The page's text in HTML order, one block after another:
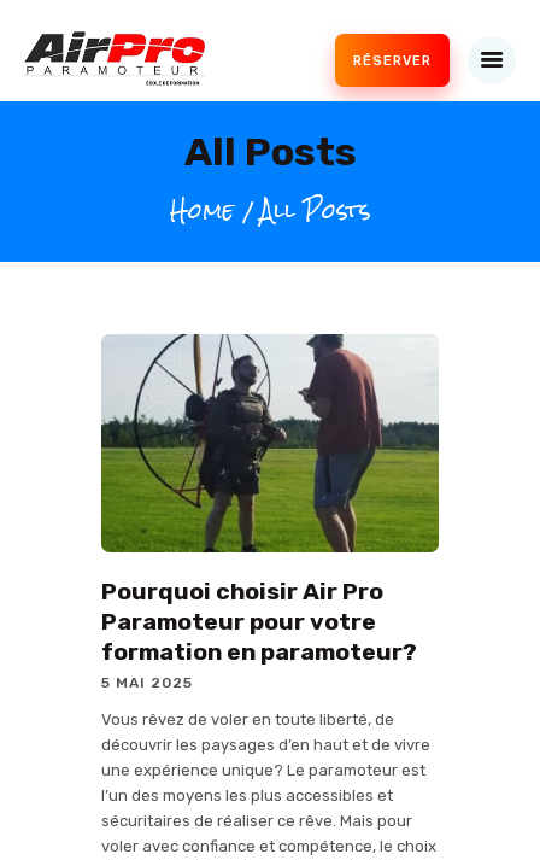
RÉSERVER
All Posts
Home All Posts
Airpro Paramoteur
ACCUEIL
NOS FORMATIONS
SERVICES
INFORMATIONS
CONTACT
Pourquoi choisir Air Pro
Paramoteur pour votre
formation en paramoteur?
5 MAI 2025
Vous rêvez de voler en toute liberté, de
découvrir les paysages d’en haut et de vivre
une expérience unique? Le paramoteur est
l’un des moyens les plus accessibles et
sécuritaires de réaliser ce rêve. Mais pour
voler avec confiance et compétence, le choix